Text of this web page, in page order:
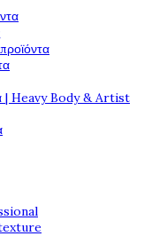
| Heavy Body & Artist